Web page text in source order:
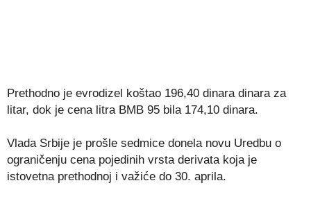
Prethodno je evrodizel koštao 196,40 dinara dinara za
litar, dok je cena litra BMB 95 bila 174,10 dinara.
Vlada Srbije je prošle sedmice donela novu Uredbu o
ograničenju cena pojedinih vrsta derivata koja je
istovetna prethodnoj i važiće do 30. aprila.